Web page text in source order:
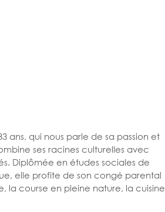
ans, qui nous parle de sa passion et
ses racines culturelles avec
Diplômée en études sociales de
elle profite de son congé parental
la course en pleine nature, la cuisine